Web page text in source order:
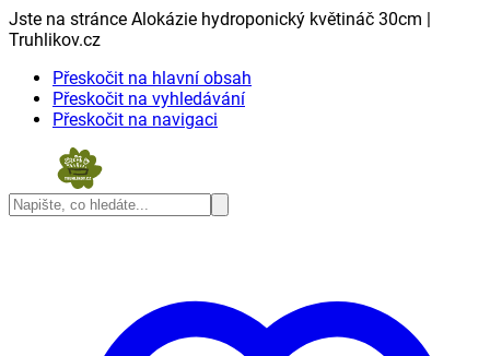
Jste na stránce Alokázie hydroponický květináč 30cm |
Truhlikov.cz
Přeskočit na hlavní obsah
Přeskočit na vyhledávání
Přeskočit na navigaci